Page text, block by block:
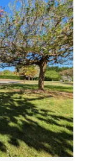
ce bien est